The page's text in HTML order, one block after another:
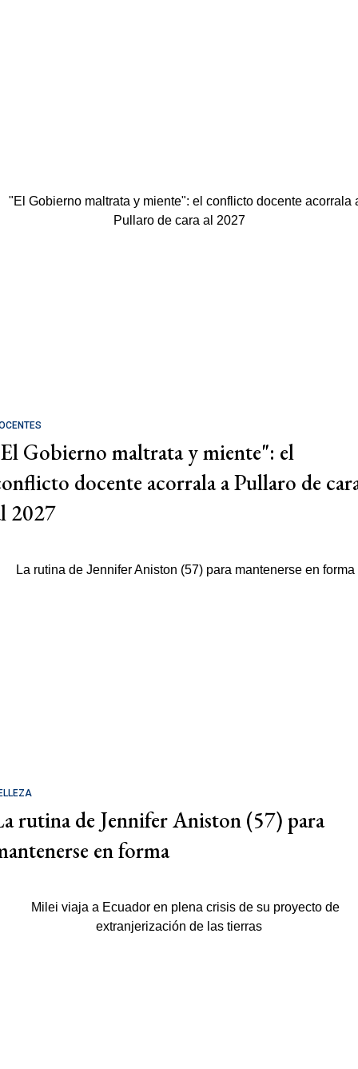
Gobierno maltrata y miente": el
docente acorrala a Pullaro de
2027
rutina de Jennifer Aniston (57) para
en forma